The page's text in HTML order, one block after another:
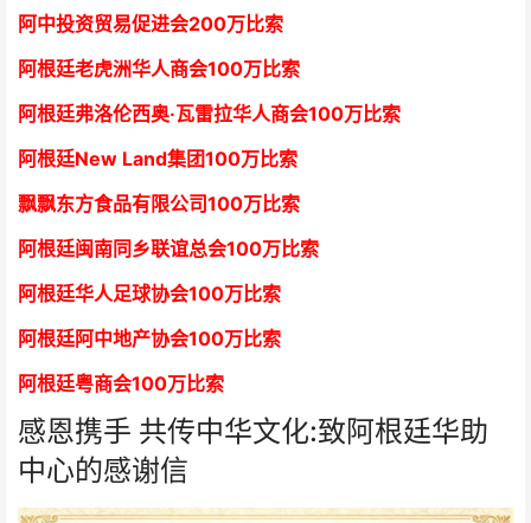
阿中投资贸易促进会200万比索
阿根廷老虎洲华人商会100万比索
阿根廷弗洛伦西奥·瓦雷拉华人商会100万比索
阿根廷New Land集团100万比索
飘飘东方食品有限公司100万比索
阿根廷闽南同乡联谊总会100万比索
阿根廷华人足球协会100万比索
阿根廷阿中地产协会100万比索
阿根廷粤商会100万比索
感恩携手 共传中华文化:致阿根廷华助
中心的感谢信